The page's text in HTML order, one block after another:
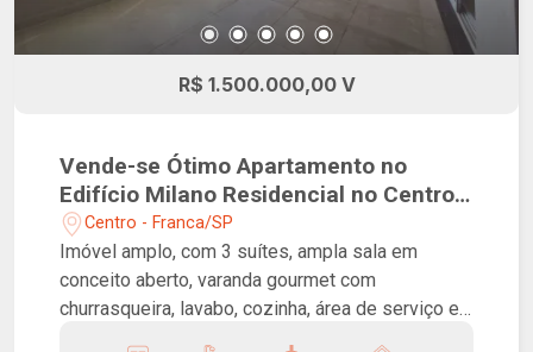
R$ 1.500.000,00 V
Vende-se Ótimo Apartamento no
Edifício Milano Residencial no Centro
de Franca!
Centro - Franca/SP
Imóvel amplo, com 3 suítes, ampla sala em
conceito aberto, varanda gourmet com
churrasqueira, lavabo, cozinha, área de serviço e